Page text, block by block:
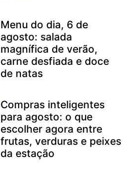
Menu do dia, 6 de
agosto: salada
magnífica de verão,
carne desfiada e doce
de natas
Compras inteligentes
para agosto: o que
escolher agora entre
frutas, verduras e peixes
da estação